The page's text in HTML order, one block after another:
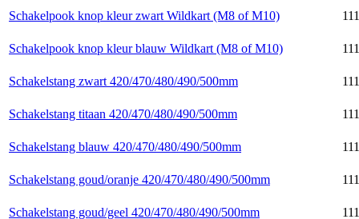
Schakelpook knop kleur zwart Wildkart (M8 of M10)
Schakelpook knop kleur blauw Wildkart (M8 of M10)
Schakelstang zwart 420/470/480/490/500mm
Schakelstang titaan 420/470/480/490/500mm
Schakelstang blauw 420/470/480/490/500mm
Schakelstang goud/oranje 420/470/480/490/500mm
Schakelstang goud/geel 420/470/480/490/500mm